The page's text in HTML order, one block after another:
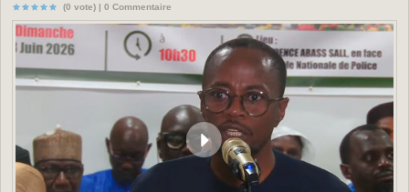
(0 vote) | 0 Commentaire